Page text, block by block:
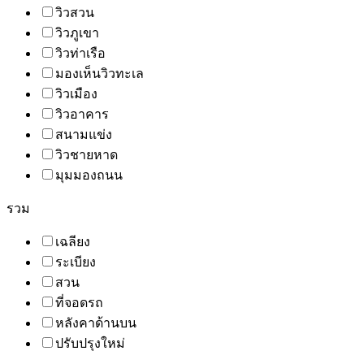
วิวสวน
วิวภูเขา
วิวท่าเรือ
มองเห็นวิวทะเล
วิวเมือง
วิวอาคาร
สนามแข่ง
วิวชายหาด
มุมมองถนน
รวม
เฉลียง
ระเบียง
สวน
ที่จอดรถ
หลังคาด้านบน
ปรับปรุงใหม่